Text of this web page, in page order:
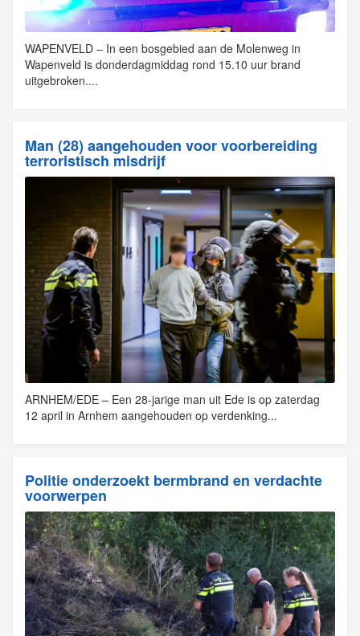
WAPENVELD – In een bosgebied aan de Molenweg in
Wapenveld is donderdagmiddag rond 15.10 uur brand
uitgebroken....
Man (28) aangehouden voor voorbereiding
terroristisch misdrijf
ARNHEM/EDE – Een 28-jarige man uit Ede is op zaterdag
12 april in Arnhem aangehouden op verdenking...
Politie onderzoekt bermbrand en verdachte
voorwerpen